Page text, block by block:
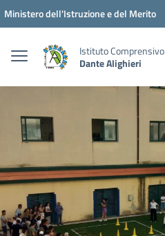
Vai ai contenuti
Vai al menu di navigazione
Vai al footer
Ministero dell'Istruzione e del Merito
Istituto Comprensivo
Dante Alighieri